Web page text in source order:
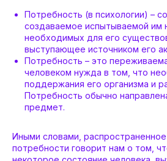
Потребность (в психологии) –
создаваемое испытываемой им
необходимых для его
выступающее источником его
Потребность – это
человеком нужда в том, что
поддержания его организма и
Потребность обычно
предмет.
Иными словами,
потребности говорит нам о том,